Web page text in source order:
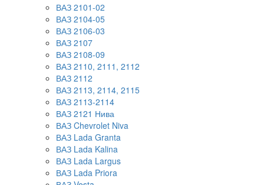
ВАЗ 2101-02
ВАЗ 2104-05
ВАЗ 2106-03
ВАЗ 2107
ВАЗ 2108-09
ВАЗ 2110, 2111, 2112
ВАЗ 2112
ВАЗ 2113, 2114, 2115
ВАЗ 2113-2114
ВАЗ 2121 Нива
ВАЗ Chevrolet Niva
ВАЗ Lada Granta
ВАЗ Lada Kalina
ВАЗ Lada Largus
ВАЗ Lada Priora